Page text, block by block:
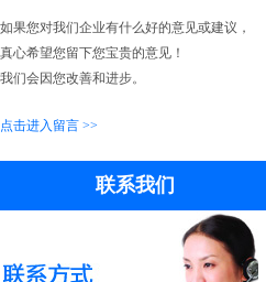
如果您对我们企业有什么好的意见或建议，
真心希望您留下您宝贵的意见！
我们会因您改善和进步。
点击进入留言 >>
联系我们